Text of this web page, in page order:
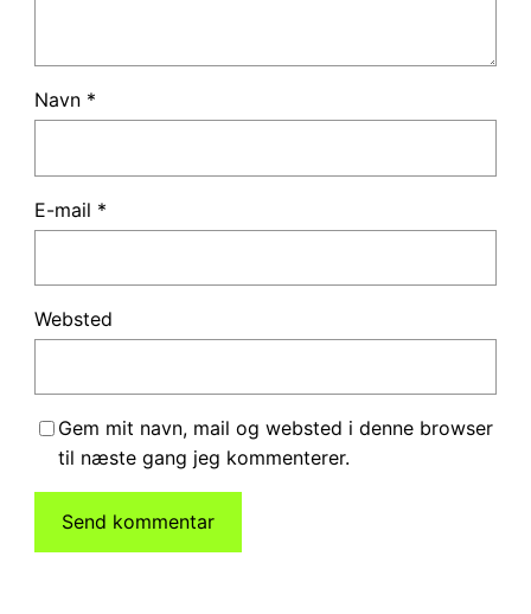
Navn *
E-mail *
Websted
Gem mit navn, mail og websted i denne browser
til næste gang jeg kommenterer.